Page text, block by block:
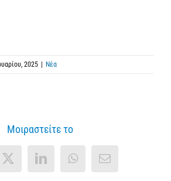
2025 Νέα
Μοιραστείτε το
X LinkedInWhatsAppEmail